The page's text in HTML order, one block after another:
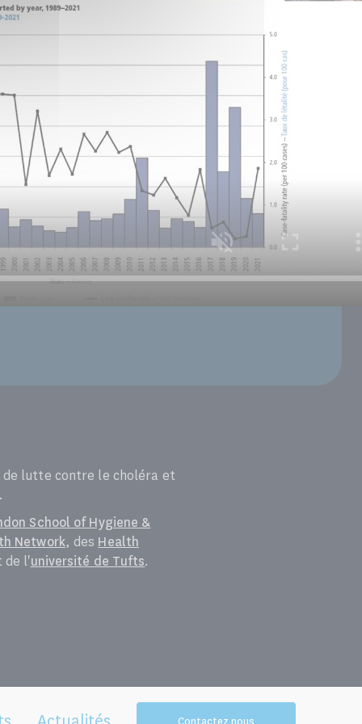
de lutte contre le choléra et
School of Hygiene &
Network, des Health
l'université de Tufts.